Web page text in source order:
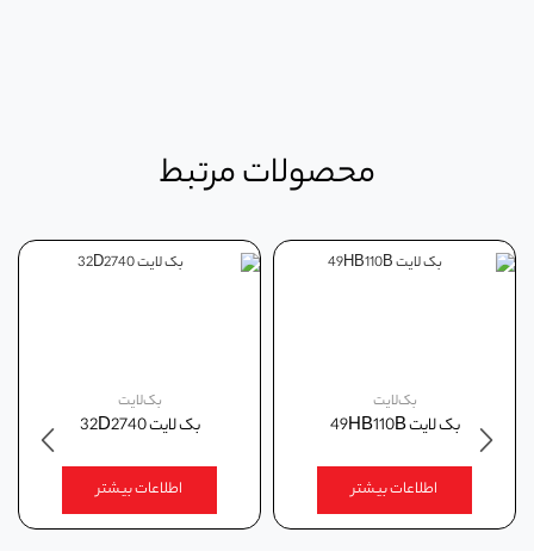
محصولات مرتبط
بک‌لایت
بک لايت 49HB110B
اطلاعات بیشتر
بک‌لایت
بک لايت 32D2740
اطلاعات بیشتر